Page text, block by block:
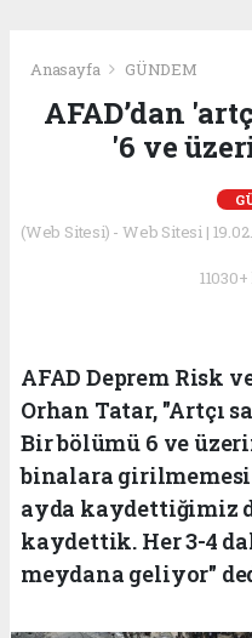
Anasayfa GÜNDEM
AFAD’dan
'6 ve
(Web Sitesi) - Web Sitesi |
AFAD Deprem Risk
Orhan Tatar, "Artçı
Bir bölümü 6 ve
binalara girilmemesi
ayda kaydettiğimiz
kaydettik. Her 3-4
meydana geliyor"